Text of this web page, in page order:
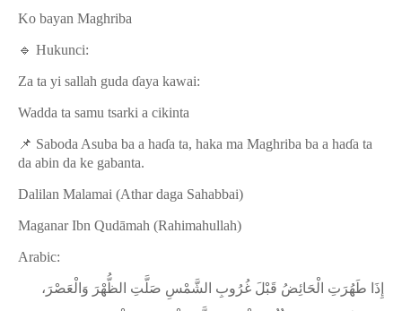
Ko bayan Maghriba
🔹 Hukunci:
Za ta yi sallah guda ɗaya kawai:
Wadda ta samu tsarki a cikinta
📌 Saboda Asuba ba a haɗa ta, haka ma Maghriba ba a haɗa ta
da abin da ke gabanta.
Dalilan Malamai (Athar daga Sahabbai)
Maganar Ibn Qudāmah (Rahimahullah)
Arabic:
إِذَا طَهُرَتِ الْحَائِضُ قَبْلَ غُرُوبِ الشَّمْسِ صَلَّتِ الظُّهْرَ وَالْعَصْرَ،